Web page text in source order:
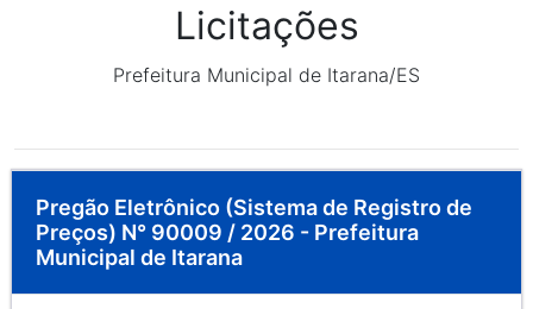
Licitações
Prefeitura Municipal de Itarana/ES
Pregão Eletrônico (Sistema de Registro de
Preços) N° 90009 / 2026 - Prefeitura
Municipal de Itarana